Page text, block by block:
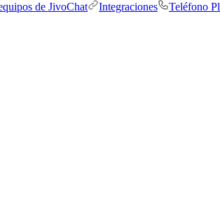
de JivoChat Integraciones Teléfono